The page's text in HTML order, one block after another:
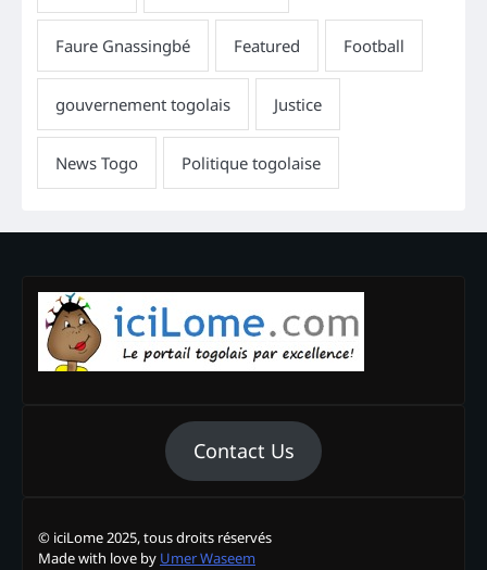
Contact Us
© iciLome 2025, tous droits réservés
Made with love by Umer Waseem